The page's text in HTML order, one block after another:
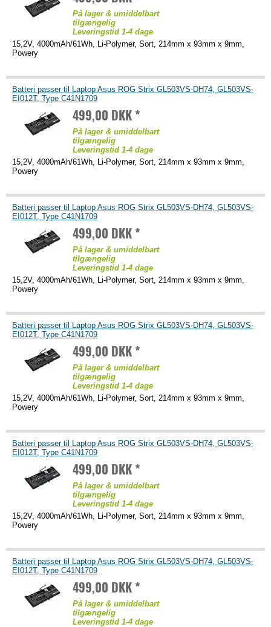
På lager & umiddelbart
tilgængelig
Leveringstid 1-4 dage
15,2V, 4000mAh/61Wh, Li-Polymer, Sort, 214mm x 93mm x 9mm,
Powery
Batteri passer til Laptop Asus ROG Strix GL503VS-DH74, GL503VS-
EI012T, Type C41N1709
499,00 DKK *
På lager & umiddelbart
tilgængelig
Leveringstid 1-4 dage
15,2V, 4000mAh/61Wh, Li-Polymer, Sort, 214mm x 93mm x 9mm,
Powery
Batteri passer til Laptop Asus ROG Strix GL503VS-DH74, GL503VS-
EI012T, Type C41N1709
499,00 DKK *
På lager & umiddelbart
tilgængelig
Leveringstid 1-4 dage
15,2V, 4000mAh/61Wh, Li-Polymer, Sort, 214mm x 93mm x 9mm,
Powery
Batteri passer til Laptop Asus ROG Strix GL503VS-DH74, GL503VS-
EI012T, Type C41N1709
499,00 DKK *
På lager & umiddelbart
tilgængelig
Leveringstid 1-4 dage
15,2V, 4000mAh/61Wh, Li-Polymer, Sort, 214mm x 93mm x 9mm,
Powery
Batteri passer til Laptop Asus ROG Strix GL503VS-DH74, GL503VS-
EI012T, Type C41N1709
499,00 DKK *
På lager & umiddelbart
tilgængelig
Leveringstid 1-4 dage
15,2V, 4000mAh/61Wh, Li-Polymer, Sort, 214mm x 93mm x 9mm,
Powery
Batteri passer til Laptop Asus ROG Strix GL503VS-DH74, GL503VS-
EI012T, Type C41N1709
499,00 DKK *
På lager & umiddelbart
tilgængelig
Leveringstid 1-4 dage